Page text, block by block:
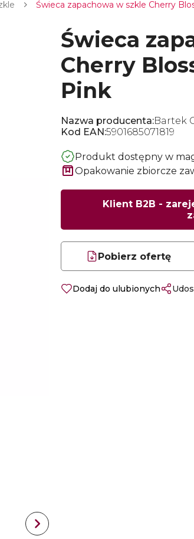
Świeca zapachowa w szkle Cherry
Świeca
Cherry
Pink
Nazwa producenta:Bartek
Kod EAN:5901685071819
Produkt dostępny w
Opakowanie zbiorcze
Klient B2B -
Pobierz ofertę
Dodaj do ulubionych